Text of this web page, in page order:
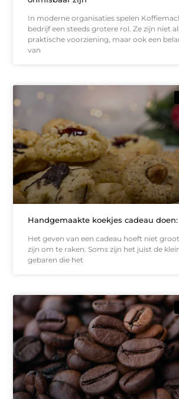
In moderne organisaties spelen
bedrijf een steeds grotere rol. Ze zijn niet
praktische voorziening, maar ook een
van
Handgemaakte koekjes cadeau
Het geven van een cadeau hoeft niet
zijn om te raken. Soms zijn het juist de
gebaren die het